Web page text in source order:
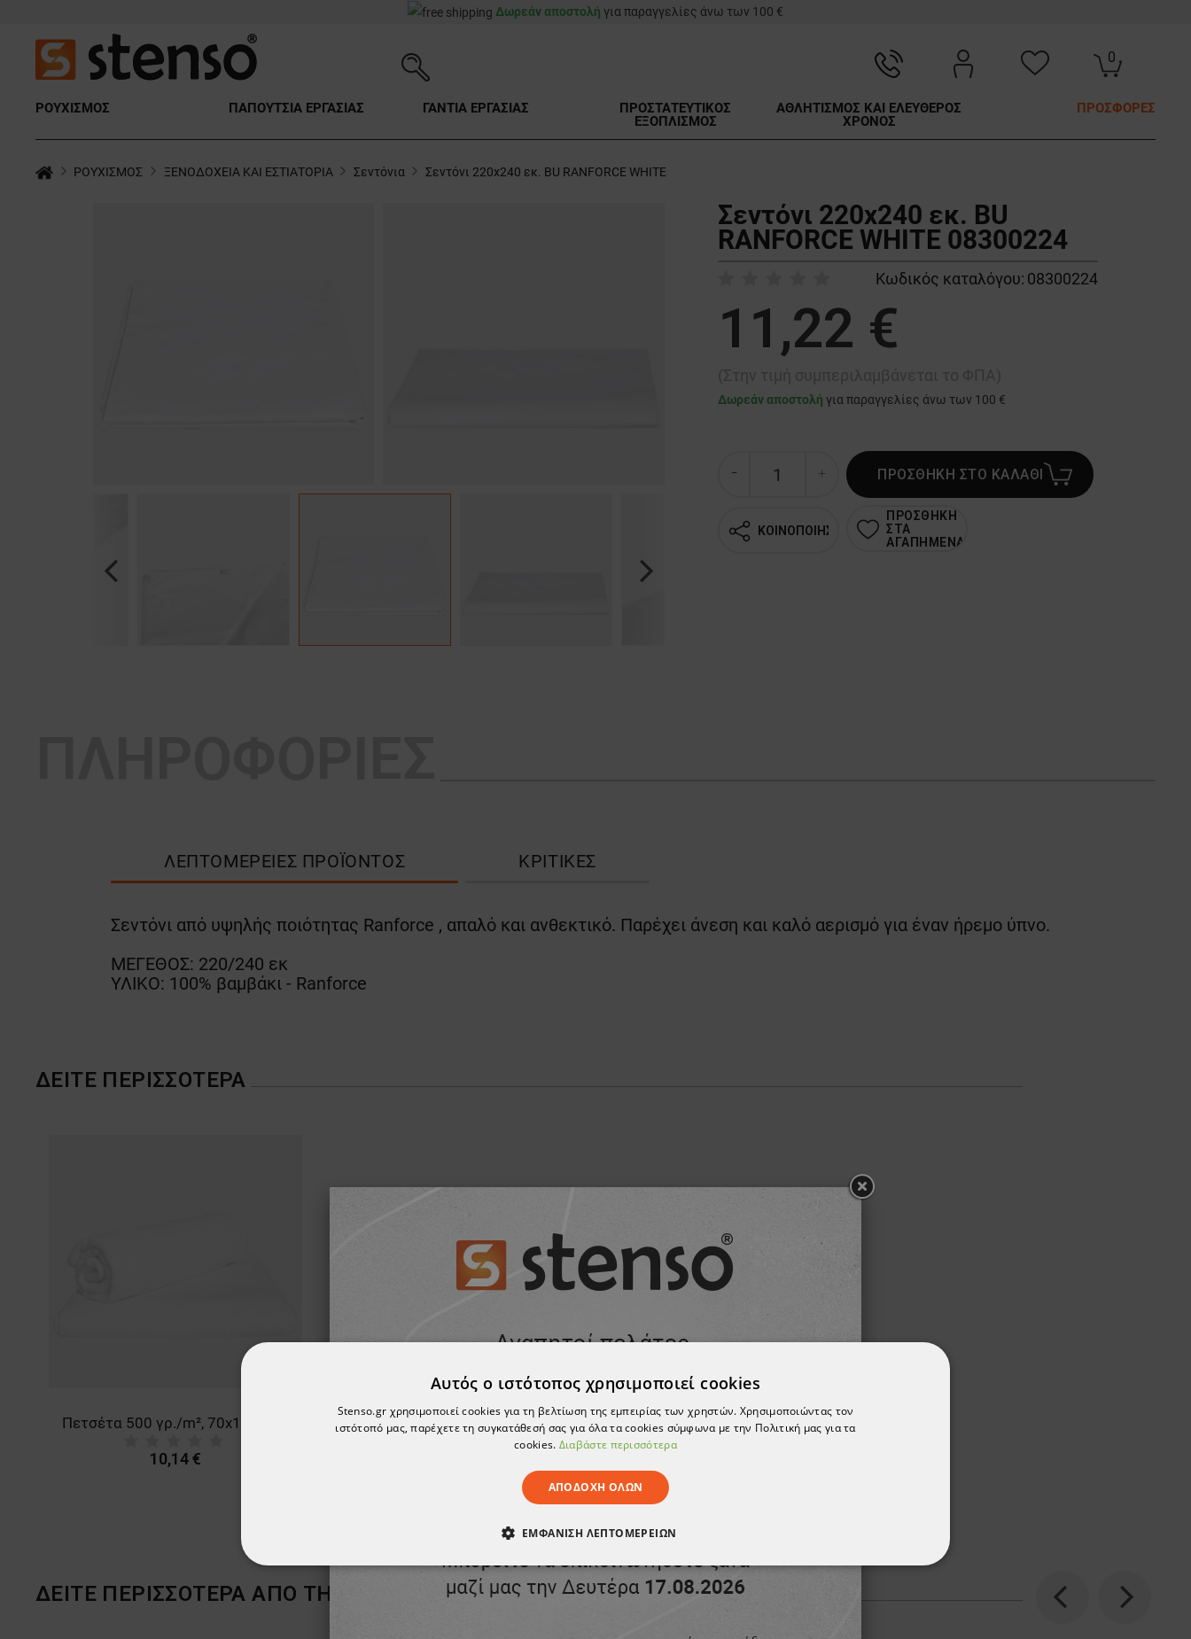
Δωρεάν αποστολή για παραγγελίες άνω των 100 €
0
ΡΟΥΧΙΣΜΟΣ ΠΑΠΟΥΤΣΙΑ ΕΡΓΑΣΙΑΣ ΓΑΝΤΙΑ ΕΡΓΑΣΙΑΣ
ΠΡΟΣΤΑΤΕΥΤΙΚΟΣ
ΕΞΟΠΛΙΣΜΟΣ
ΑΘΛΗΤΙΣΜΟΣ ΚΑΙ ΕΛΕΥΘΕΡΟΣ
ΧΡΟΝΟΣ
ΠΡΟΣΦΟΡΕΣ
ΡΟΥΧΙΣΜΟΣ ΞΕΝΟΔΟΧΕΙΑ ΚΑΙ ΕΣΤΙΑΤΟΡΙΑ Σεντόνια Σεντόνι 220x240 εκ. BU RANFORCE WHITE
Previous Next
Σεντόνι 220x240 εκ. BU
RANFORCE WHITE 08300224
Κωδικός καταλόγου: 08300224
11,22 €
Δωρεάν αποστολή για παραγγελίες άνω των 100 €
ΠΡΟΣΘΗΚΗ ΣΤΟ ΚΑΛΑΘΙ
ΚΟΙΝΟΠΟΙΗΣΗ
ΠΡΟΣΘΗΚΗ
ΣΤΑ
ΑΓΑΠΗΜΕΝΑ
ΛΕΠΤΟΜΈΡΕΙΕΣ ΠΡΟΪΌΝΤΟΣ ΚΡΙΤΙΚΈΣ
Σεντόνι από υψηλής ποιότητας Ranforce , απαλό και ανθεκτικό. Παρέχει άνεση και καλό αερισμό για έναν ήρεμο ύπνο.
ΜΕΓΕΘΟΣ: 220/240 εκ
ΥΛΙΚΟ: 100% βαμβάκι - Ranforce
ΔΕΊΤΕ ΠΕΡΙΣΣΌΤΕΡΑ
10,14 €
ΔΕΙΤΕ ΠΕΡΙΣΣΟΤΕΡΑ ΑΠΟ ΤΗ ΜΑΡΚΑ BEUNIQUE
Previous Next
Αυτός ο ιστότοπος χρησιμοποιεί cookies
Stenso.gr χρησιμοποιεί cookies για τη βελτίωση της εμπειρίας των χρηστών. Χρησιμοποιώντας τον
ιστότοπό μας, παρέχετε τη συγκατάθεσή σας για όλα τα cookies σύμφωνα με την Πολιτική μας για τα
cookies. Διαβάστε περισσότερα
ΑΠΟΔΟΧΉ ΌΛΩΝ
ΕΜΦΆΝΙΣΗ ΛΕΠΤΟΜΕΡΕΙΏΝ
ΑΠΟΛΎΤΩΣ ΑΠΑΡΑΊΤΗΤΑ ΑΠΌΔΟΣΗΣ ΣΤΌΧΕΥΣΗΣ ΛΕΙΤΟΥΡΓΙΚΌΤΗΤΑΣ